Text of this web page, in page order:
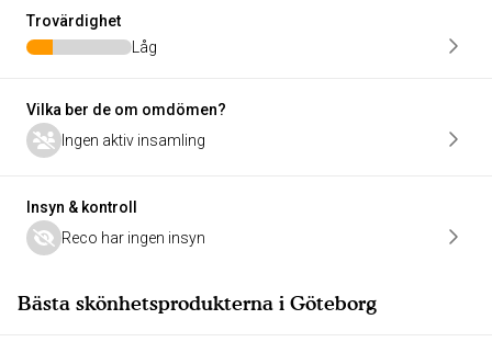
Trovärdighet
Låg
Vilka ber de om omdömen?
Ingen aktiv insamling
Insyn & kontroll
Reco har ingen insyn
Bästa skönhetsprodukterna i Göteborg